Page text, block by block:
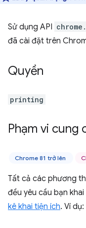
Sử dụng API
đã cài đặt trên
Quyền
printing
Phạm vi cung
Chrome 81 trở lên
Tất cả các phương
đều yêu cầu bạn
kê khai tiện ích. Ví dụ: